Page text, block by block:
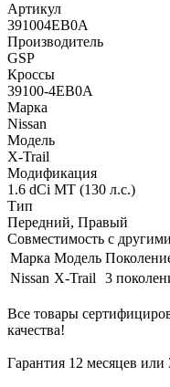
Артикул
391004EB0A
Производитель
GSP
Кроссы
39100-4EB0A
Марка
Nissan
Модель
X-Trail
Модификация
1.6 dCi MT (130 л.с.)
Тип
Передний, Правый
Совместимость с
Марка Модель
Nissan X-Trail 3
Все товары
качества!
Гарантия 12 месяцев